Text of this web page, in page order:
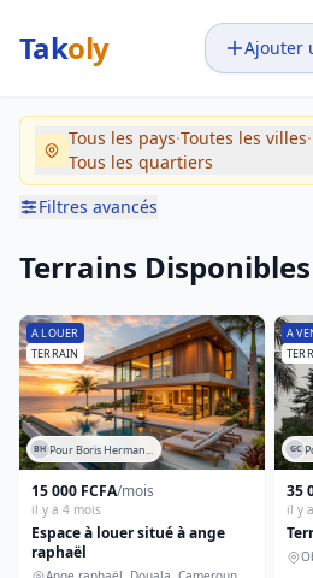
Takoly Ajouter
Tous les pays·Toutes les villes·
Tous les quartiers
Filtres avancés
Terrains Disponibles
A LOUER
TERRAIN
BH Pour Boris Herman...
15 000 FCFA/mois
il y a 4 mois
Espace à louer situé à ange
raphaël
A
GC
35
il y
–
Montants en XAF
Tous
A louer
Type de bien
Maison
Appartement
Studio
Chambre
Bureau
Tous les pays
Ville
Toutes les villes
Quartier
Tous les quartiers